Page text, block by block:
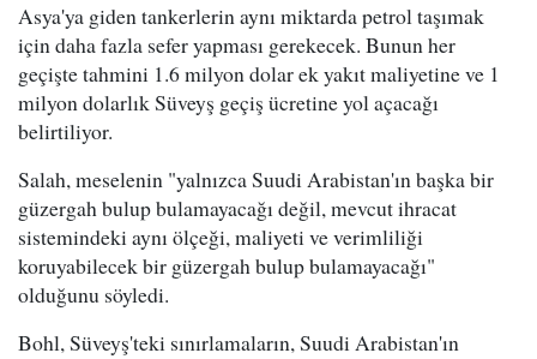
Asya'ya giden tankerlerin aynı miktarda petrol taşımak
için daha fazla sefer yapması gerekecek. Bunun her
geçişte tahmini 1.6 milyon dolar ek yakıt maliyetine ve 1
milyon dolarlık Süveyş geçiş ücretine yol açacağı
belirtiliyor.
Salah, meselenin "yalnızca Suudi Arabistan'ın başka bir
güzergah bulup bulamayacağı değil, mevcut ihracat
sistemindeki aynı ölçeği, maliyeti ve verimliliği
koruyabilecek bir güzergah bulup bulamayacağı"
olduğunu söyledi.
Bohl, Süveyş'teki sınırlamaların, Suudi Arabistan'ın